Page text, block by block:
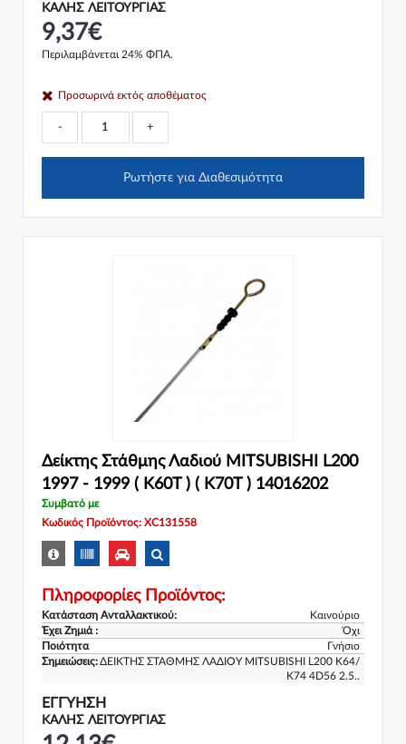
ΚΑΛΗΣ ΛΕΙΤΟΥΡΓΙΑΣ
9,37€
Περιλαμβάνεται 24% ΦΠΑ.
Προσωρινά εκτός αποθέματος
- +
Ρωτήστε για Διαθεσιμότητα
Δείκτης Στάθμης Λαδιού MITSUBISHI L200
1997 - 1999 ( K60T ) ( K70T ) 14016202
Συμβατό με
Κωδικός Προϊόντος: XC131558
Πληροφορίες Προϊόντος:
Κατάσταση Ανταλλακτικού:
Καινούριο
Έχει Ζημιά :
Όχι
Ποιότητα
Γνήσιο
Σημειώσεις:ΔΕΙΚΤΗΣ ΣΤΑΘΜΗΣ ΛΑΔΙΟΥ MITSUBISHI L200 K64/
K74 4D56 2.5..
ΕΓΓΎΗΣΗ
ΚΑΛΗΣ ΛΕΙΤΟΥΡΓΙΑΣ